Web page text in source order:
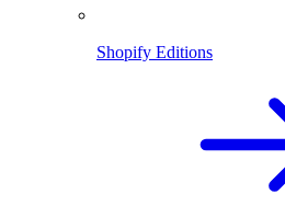
Shopify Editions